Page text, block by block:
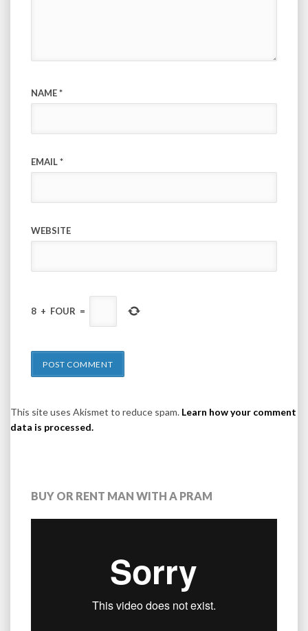
NAME*
EMAIL*
WEBSITE
8 + FOUR =
This site uses Akismet to reduce spam. Learn how your comment
data is processed.
BUY OR RENT MAN WITH A PRAM